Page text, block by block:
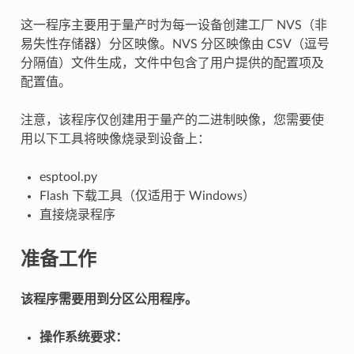
这一程序主要用于量产时为每一设备创建工厂 NVS（非
易失性存储器）分区映像。NVS 分区映像由 CSV（逗号
分隔值）文件生成，文件中包含了用户提供的配置项及
配置值。
注意，该程序仅创建用于量产的二进制映像，您需要使
用以下工具将映像烧录到设备上：
esptool.py
Flash 下载工具（仅适用于 Windows）
直接烧录程序
准备工作
该程序需要用到分区公用程序。
操作系统要求：